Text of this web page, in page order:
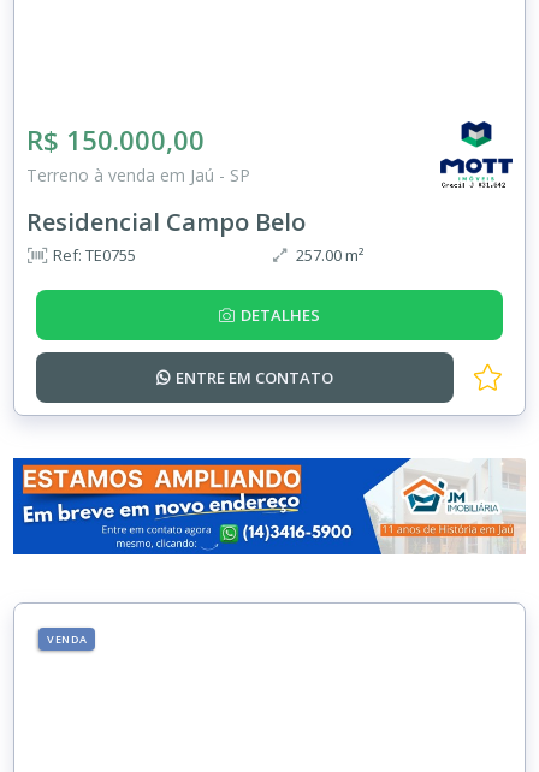
R$ 150.000,00
Terreno à venda em Jaú - SP
Residencial Campo Belo
Ref: TE0755 257.00 m²
DETALHES
ENTRE EM CONTATO
VENDA